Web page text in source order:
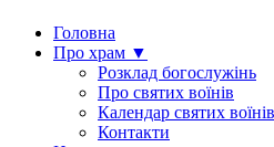
Головна
Про храм ▼
Розклад богослужінь
Про святих воїнів
Календар святих воїнів
Контакти